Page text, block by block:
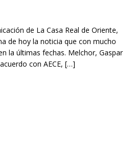
de La Casa Real de Oriente,
de hoy la noticia que con mucho
la últimas fechas. Melchor, Gaspar
con AECE, […]